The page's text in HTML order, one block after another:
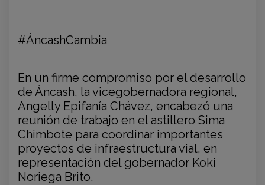
#ÁncashCambia
En un firme compromiso por eldesarrollo
de Áncash, la vicegobernadora regional,
Angelly Epifanía Chávez, encabezó una
reunión de trabajo en el astillero Sima
Chimbote para coordinar importantes
proyectos de infraestructura vial, en
representación del gobernador Koki
Noriega Brito.